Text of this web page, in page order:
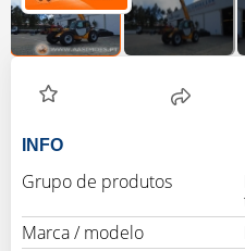
INFO
Grupo de produtos
Marca / modelo